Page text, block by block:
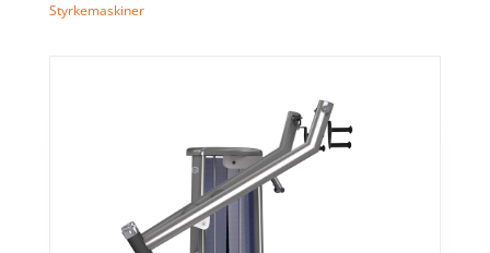
Styrkemaskiner